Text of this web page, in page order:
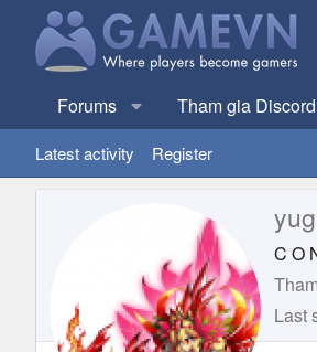
Forums Tham gia Discord
Latest activity Register
C O
Last